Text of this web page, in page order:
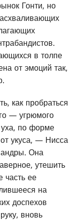
Гонти, но
в толпе
от эмоций так,
как пробраться
— угрюмого
уха, по форме
укуса, — Нисса
Она
утешить
часть ее
на
доспехов
вновь